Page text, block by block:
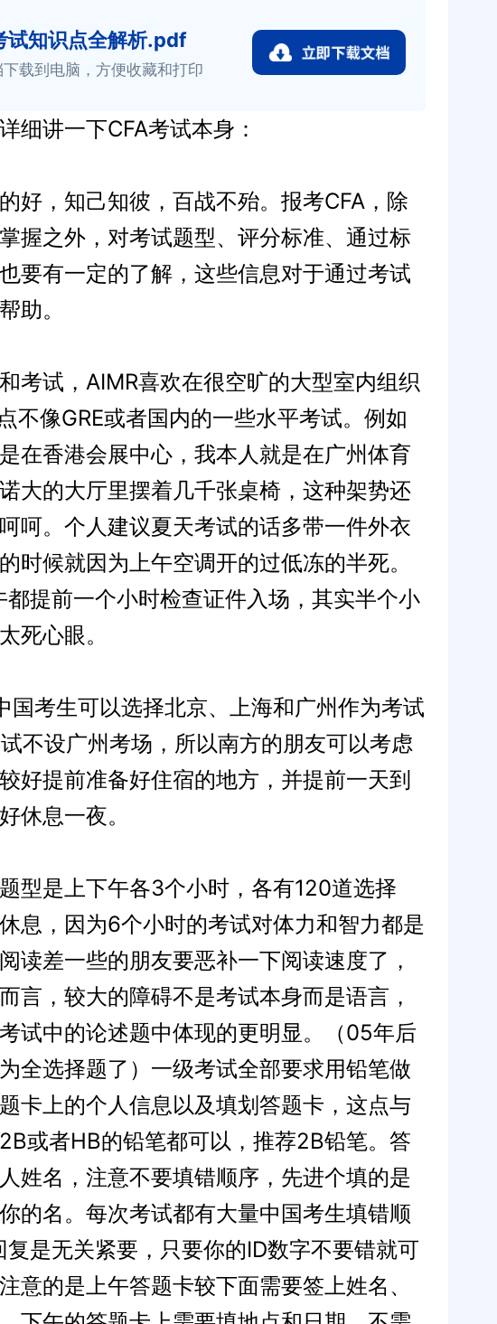
试知识点全解析.pdf
载到电脑，方便收藏和打印
讲一下CFA考试本身：
，知己知彼，百战不殆。报考CFA，除
握之外，对考试题型、评分标准、通过标
要有一定的了解，这些信息对于通过考试
助。
试，AIMR喜欢在很空旷的大型室内组织
不像GRE或者国内的一些水平考试。例如
在香港会展中心，我本人就是在广州体育
大的大厅里摆着几千张桌椅，这种架势还
呵。个人建议夏天考试的话多带一件外衣
时候就因为上午空调开的过低冻的半死。
都提前一个小时检查证件入场，其实半个小
死心眼。
考生可以选择北京、上海和广州作为考试
不设广州考场，所以南方的朋友可以考虑
好提前准备好住宿的地方，并提前一天到
休息一夜。
是上下午各3个小时，各有120道选择
息，因为6个小时的考试对体力和智力都是
读差一些的朋友要恶补一下阅读速度了，
言，较大的障碍不是考试本身而是语言，
试中的论述题中体现的更明显。（05年后
全选择题了）一级考试全部要求用铅笔做
卡上的个人信息以及填划答题卡，这点与
或者HB的铅笔都可以，推荐2B铅笔。答
姓名，注意不要填错顺序，先进个填的是
的名。每次考试都有大量中国考生填错顺
复是无关紧要，只要你的ID数字不要错就可
意的是上午答题卡较下面需要签上姓名、